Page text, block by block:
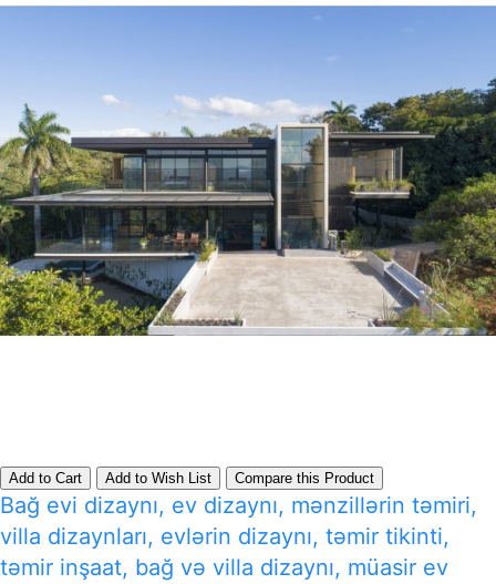
Add to Cart Add to Wish List Compare this Product
Bağ evi dizaynı, ev dizaynı, mənzillərin təmiri,
villa dizaynları, evlərin dizaynı, təmir tikinti,
təmir inşaat, bağ və villa dizaynı, müasir ev